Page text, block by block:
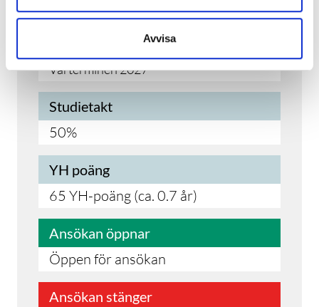
Avvisa
Utbildningsslut
Vårterminen 2027
Studietakt
50%
YH poäng
65 YH-poäng (ca. 0.7 år)
Ansökan öppnar
Öppen för ansökan
Ansökan stänger